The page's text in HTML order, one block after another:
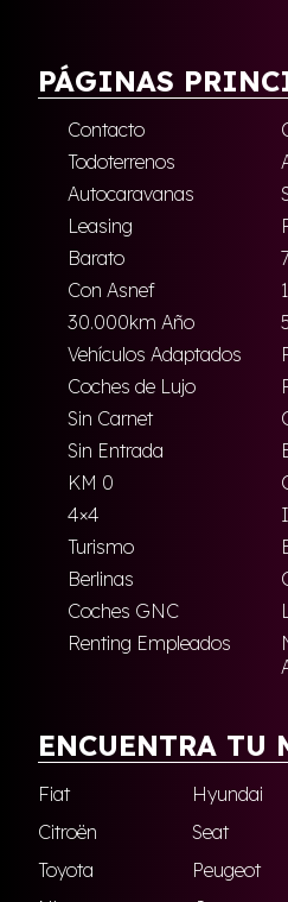
PÁGINAS
Contacto
Todoterrenos
Autocaravanas
Leasing
Barato
Con Asnef
30.000km Año
Vehículos Adaptados
Coches de Lujo
Sin Carnet
Sin Entrada
KM 0
4×4
Turismo
Berlinas
Coches GNC
Renting Empleados
ENCUENTRA TU
Fiat Hyundai
Citroën
Seat
Toyota
Peugeot